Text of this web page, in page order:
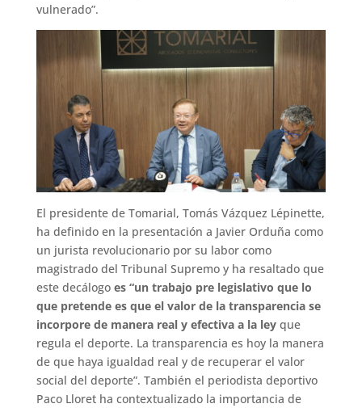
vulnerado”.
El presidente de Tomarial, Tomás Vázquez Lépinette,
ha definido en la presentación a Javier Orduña como
un jurista revolucionario por su labor como
magistrado del Tribunal Supremo y ha resaltado que
este decálogo es “un trabajo pre legislativo que lo
que pretende es que el valor de la transparencia se
incorpore de manera real y efectiva a la ley que
regula el deporte. La transparencia es hoy la manera
de que haya igualdad real y de recuperar el valor
social del deporte”. También el periodista deportivo
Paco Lloret ha contextualizado la importancia de